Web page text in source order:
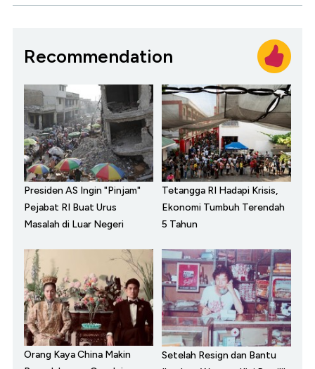
Recommendation
Presiden AS Ingin "Pinjam"
Pejabat RI Buat Urus
Masalah di Luar Negeri
Tetangga RI Hadapi Krisis,
Ekonomi Tumbuh Terendah
5 Tahun
Orang Kaya China Makin
Setelah Resign dan Bantu